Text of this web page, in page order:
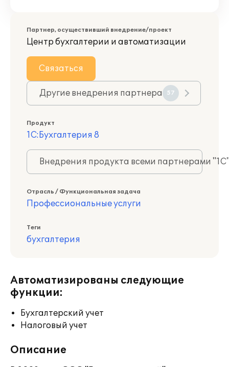
Партнер, осуществивший внедрение/проект
Центр бухгалтерии и автоматизации
Связаться
Другие внедрения партнера 57
Продукт
1С:Бухгалтерия 8
Внедрения продукта всеми партнерами
Отрасль / Функциональная задача
Профессиональные услуги
Теги
бухгалтерия
Автоматизированы следующие
функции:
Бухгалтерский учет
Налоговый учет
Описание